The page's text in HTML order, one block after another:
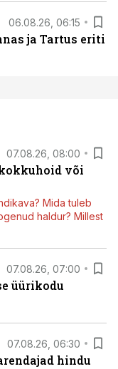
06.08.26, 06:15
ja Tartus eriti
07.08.26, 08:00
või
Mida tuleb
haldur? Millest
07.08.26, 07:00
üürikodu
07.08.26, 06:30
hindu